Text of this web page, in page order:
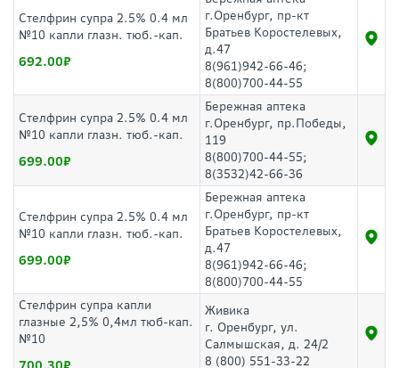
Стелфрин супра 2.5% 0.4 мл
№10 капли глазн. тюб.-кап.
692.00
г.Оренбург, пр-кт
Братьев Коростелевых,
д.47
8(961)942-66-46;
8(800)700-44-55
Стелфрин супра 2.5% 0.4 мл
№10 капли глазн. тюб.-кап.
699.00
Бережная аптека
г.Оренбург, пр.Победы,
119
8(800)700-44-55;
8(3532)42-66-36
Стелфрин супра 2.5% 0.4 мл
№10 капли глазн. тюб.-кап.
699.00
Бережная аптека
г.Оренбург, пр-кт
Братьев Коростелевых,
д.47
8(961)942-66-46;
8(800)700-44-55
Стелфрин супра капли
глазные 2,5% 0,4мл тюб-кап.
№10
Живика
г. Оренбург, ул.
Салмышская, д. 24/2
8 (800) 551-33-22